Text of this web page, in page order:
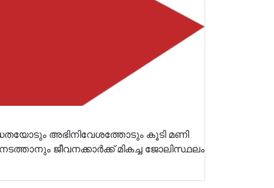
അഭിനിവേശത്തോടും കൂടി മണി
ജീവനക്കാർക്ക് മികച്ച ജോലിസ്ഥലം